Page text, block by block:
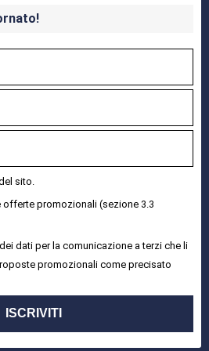
sito.
offerte promozionali (sezione 3.3
dati per la comunicazione a terzi che li
promozionali come precisato
ISCRIVITI